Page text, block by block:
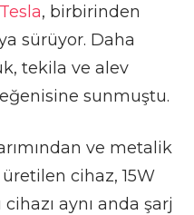
Tesla, birbirinden
sürüyor. Daha
tekila ve alev
sunmuştu.
ve metalik
cihaz, 15W
cihazı aynı anda şarj